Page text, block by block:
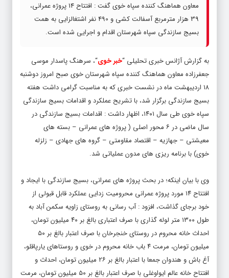
معاون هماهنگ کننده سپاه خوی گفت : افتتاح 14 پروژه عمرانی،
39 هزار مترمربع آسفالت کشی و 490 نفر اشتغالزایی به همت
بسیج سازندگی سپاه شهرستان اقدام و اجرایی شده است.
به گزارش آژانس خبری تحلیلی “خبر خوی“، سرهنگ پاسدار موسی
جعفرزاده معاون هماهنگ کننده سپاه شهرستان خوی صبح امروز دوشنبه
۱۸ اردیبهشت ماه در نشست خبری که به مناسبت گرامی داشت هفته
بسیج سازندگی برگزار شد، با تشریح عملکرد و اقدامات بسیج سازندگی
سپاه خوی طی سال ۱۴۰۱، اظهار داشت : اقدامات بسیج سازندگی در
سال ماضی در ۶ محور اصلی ( پروژه های عمرانی – بسته های
معیشتی – جهازیه – اقتصاد مقاومتی – گروه های جهادی – زلزله
خوی) با برنامه ریزی های مدون عملیاتی شد.
وی با بیان اینکه؛ در بحث پروژه های عمرانی، بسیج سازندگی با ایجاد و
افتتاح ۱۴ مورد پروژه عمرانی محرومیت زدایی عملکرد قابل قبولی از
خود برجای گذاشت، افزود : آب رسانی به روستای زاویه سکمن آباد به
طول ۱۳۰۰ متر لوله گذاری با صرف اعتباری بالغ بر ۴۰ میلیون تومان،
احداث خانه محروم در روستای خنجرخان با صرف اعتبار بالغ بر ۵۰
میلیون تومان، مرمت ۴ باب خانه محروم در خوی و روستاهای یارپاقلو،
آغ باش و هندوان جمعا با اعتبار بالغ بر ۲۶ میلیون تومان، احداث و
افتتاح خانه عالم ایواوغلی با صرف اعتبار بالغ بر ۵۰ میلیون تومان، مرمت